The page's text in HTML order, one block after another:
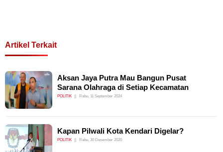
Artikel Terkait
Aksan Jaya Putra Mau Bangun Pusat
Sarana Olahraga di Setiap Kecamatan
POLITIK Rabu, 11 September 2024
Kapan Pilwali Kota Kendari Digelar?
POLITIK Rabu, 30 Desember 2020